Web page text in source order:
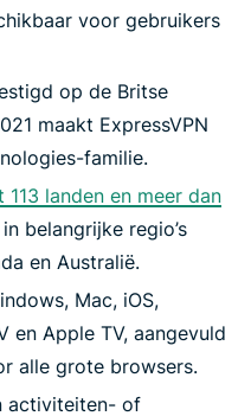
voor gebruikers
op de Britse
maakt ExpressVPN
familie.
landen en meer dan
belangrijke regio’s
en Australië.
Mac, iOS,
en Apple TV, aangevuld
alle grote browsers.
activiteiten- of